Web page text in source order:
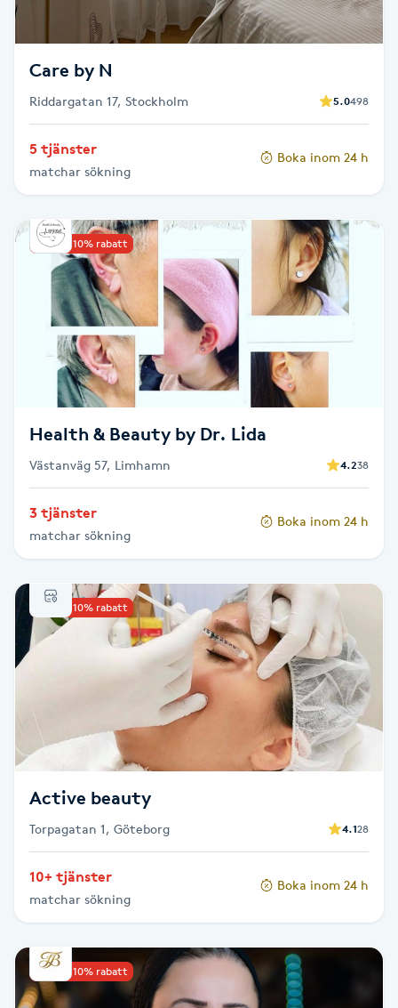
Fotsvamp
Fotvård
Fransborttagning
Fransfärgning
Fransförlängning
Fransförlängning Megavolym
Fransförlängning Volym
Fransrengöring
Frekvensterapi
Friskvårdsmassage
Frisör
Färgning
Gel naglar
Gellack
Care by N
Riddargatan 17, Stockholm 5.0498
5 tjänster
matchar sökning
Boka inom 24 h
Upp till 10% rabatt
Health & Beauty by Dr. Lida
Västanväg 57, Limhamn 4.238
3 tjänster
matchar sökning
Boka inom 24 h
Upp till 10% rabatt
Active beauty
Torpagatan 1, Göteborg 4.128
10+ tjänster
matchar sökning
Boka inom 24 h
Upp till 10% rabatt